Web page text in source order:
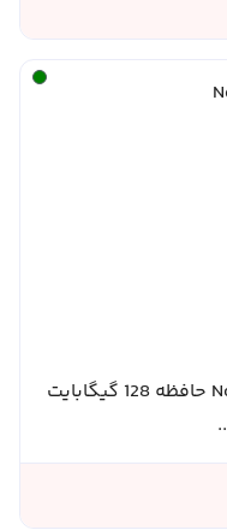
گوشی موبایل هوآوی مدل Nova 7i حافظه 128 گیگابایت